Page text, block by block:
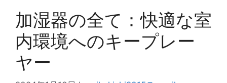
加湿器の全て：快適な室
内環境へのキープレー
ヤー